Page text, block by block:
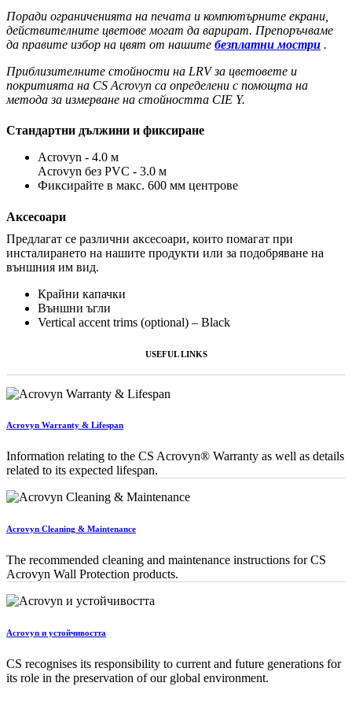
Поради ограниченията на печата и компютърните екрани,
действителните цветове могат да варират. Препоръчваме
да правите избор на цвят от нашите безплатни мостри .
Приблизителните стойности на LRV за цветовете и
покритията на CS Acrovyn са определени с помощта на
метода за измерване на стойността CIE Y.
Стандартни дължини и фиксиране
Acrovyn - 4.0 м
Acrovyn без PVC - 3.0 м
Фиксирайте в макс. 600 мм центрове
Аксесоари
Предлагат се различни аксесоари, които помагат при
инсталирането на нашите продукти или за подобряване на
външния им вид.
Крайни капачки
Външни ъгли
Vertical accent trims (optional) – Black
USEFUL LINKS
Acrovyn Warranty & Lifespan
Information relating to the CS Acrovyn® Warranty as well as details
related to its expected lifespan.
Acrovyn Cleaning & Maintenance
The recommended cleaning and maintenance instructions for CS
Acrovyn Wall Protection products.
Acrovyn и устойчивостта
CS recognises its responsibility to current and future generations for
its role in the preservation of our global environment.